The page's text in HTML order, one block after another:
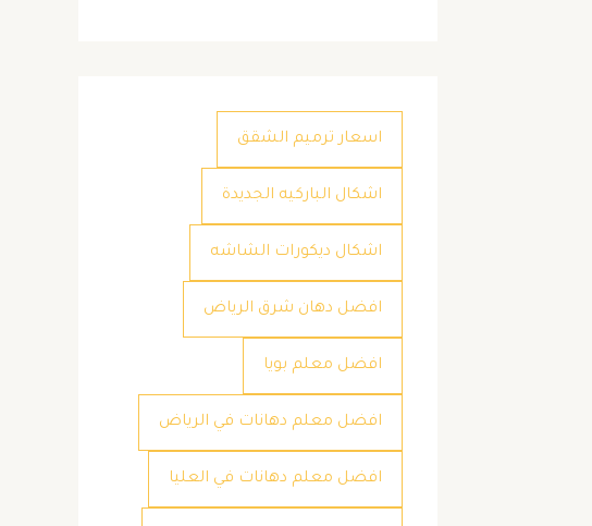
اسعار ترميم الشقق
اشكال الباركيه الجديدة
اشكال ديكورات الشاشه
افضل دهان شرق الرياض
افضل معلم بويا
افضل معلم دهانات في الرياض
افضل معلم دهانات في العليا